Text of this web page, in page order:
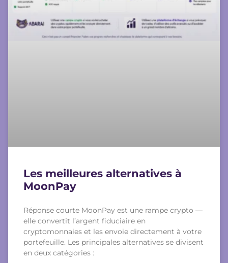
Les meilleures alternatives à
MoonPay
Réponse courte MoonPay est une rampe crypto —
elle convertit l’argent fiduciaire en
cryptomonnaies et les envoie directement à votre
portefeuille. Les principales alternatives se divisent
en deux catégories :